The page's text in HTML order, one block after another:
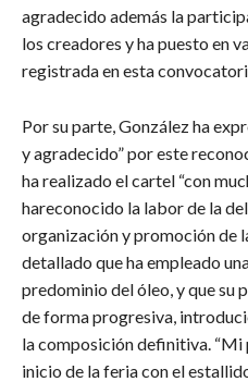
agradecido además la
los creadores y ha puesto en
registrada en esta
Por su parte, González ha
y agradecido” por este
ha realizado el cartel “con
hareconocido la labor de la
organización y promoción de
detallado que ha empleado
predominio del óleo, y que su
de forma progresiva,
la composición definitiva.
inicio de la feria con el